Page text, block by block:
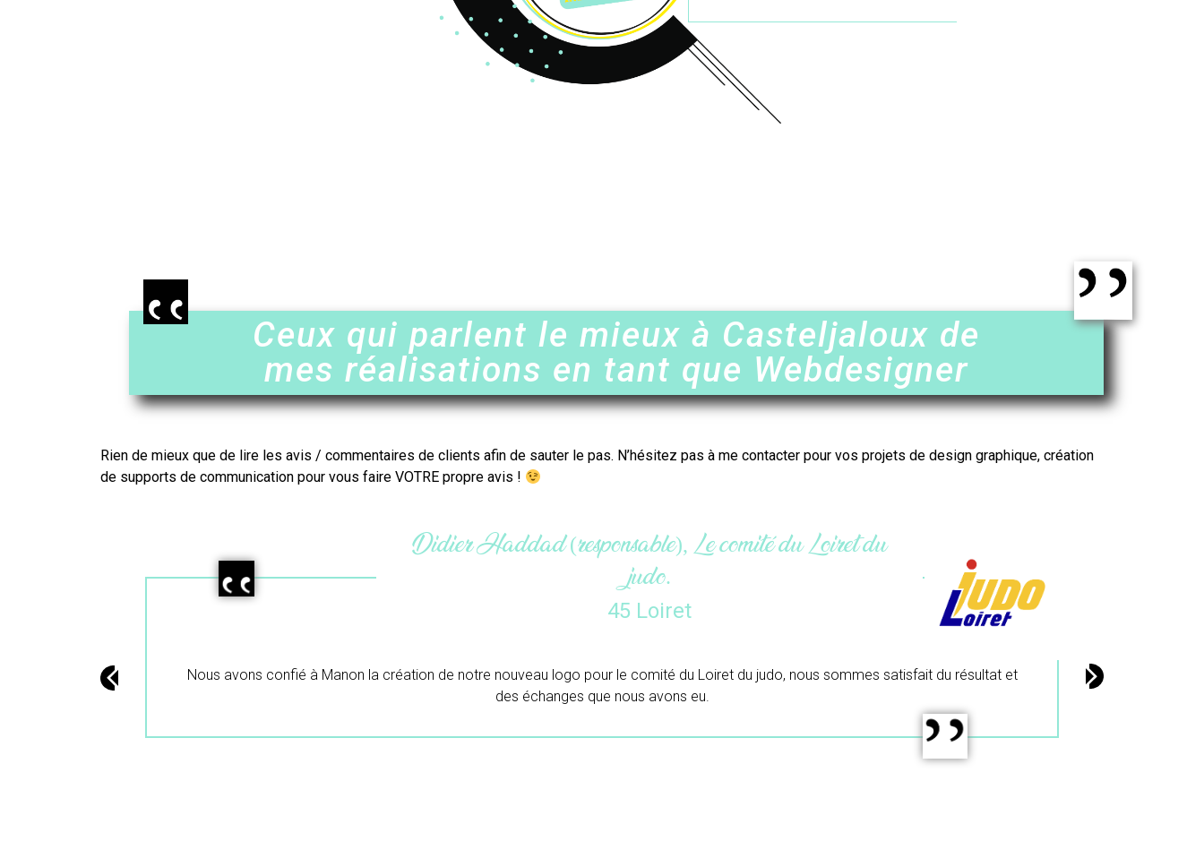
Ceux qui parlent le mieux à Casteljaloux de
mes réalisations en tant que Webdesigner
Rien de mieux que de lire les avis / commentaires de clients afin de sauter le pas. N’hésitez pas à me contacter pour vos projets de design graphique, création
de supports de communication pour vous faire VOTRE propre avis !
du résultat et
Maëlle (gérante), L’atelier du colibri.
Merci beaucoup pour ton travail.